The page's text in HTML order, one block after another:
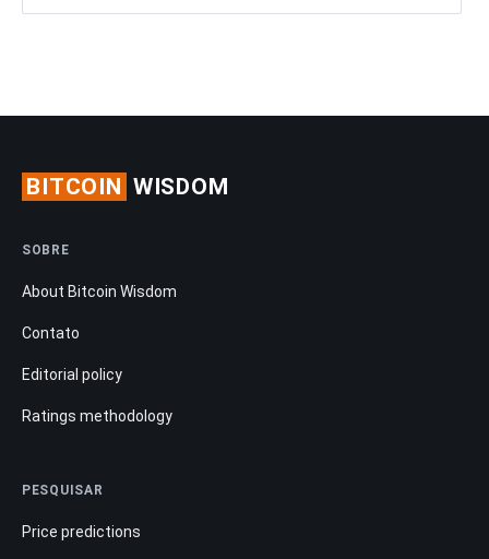
BITCOIN WISDOM
SOBRE
About Bitcoin Wisdom
Contato
Editorial policy
Ratings methodology
PESQUISAR
Price predictions